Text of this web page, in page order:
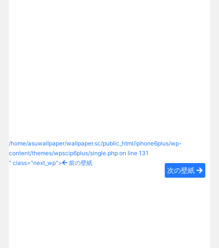
/home/asuwallpaper/wallpaper.sc/public_html/iphone6plus/wp-
content/themes/wpscip6plus/single.php on line 131
" class="next_wp">
前の壁紙
次の壁紙